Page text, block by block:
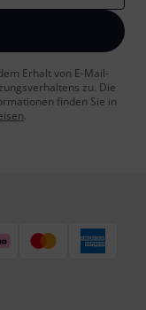
Erhalt von E-Mail-
zu. Die
finden Sie in
.